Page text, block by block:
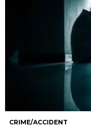
CRIME/ACCIDENT